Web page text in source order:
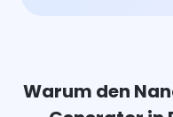
Warum den